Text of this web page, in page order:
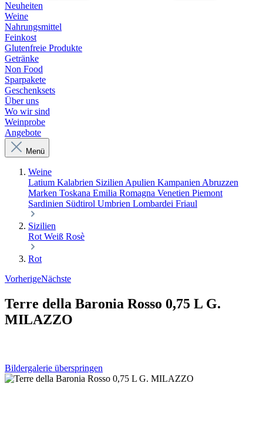
Neuheiten
Weine
Nahrungsmittel
Feinkost
Glutenfreie Produkte
Getränke
Non Food
Sparpakete
Geschenksets
Über uns
Wo wir sind
Weinprobe
Angebote
Menü
Weine
Latium Kalabrien Sizilien Apulien Kampanien Abruzzen
Marken Toskana Emilia Romagna Venetien Piemont
Sardinien Südtirol Umbrien Lombardei Friaul
Sizilien
Rot Weiß Rosè
Rot
VorherigeNächste
Terre della Baronia Rosso 0,75 L G.
MILAZZO
Bildergalerie überspringen